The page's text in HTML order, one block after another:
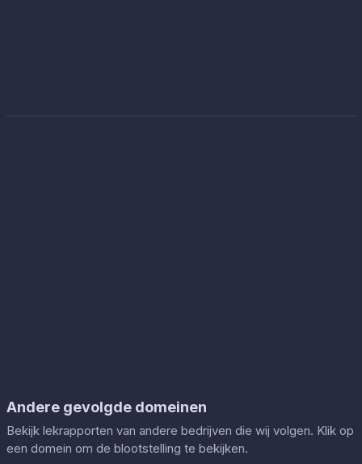
Andere gevolgde domeinen
Bekijk lekrapporten van andere bedrijven die wij volgen. Klik op
een domein om de blootstelling te bekijken.